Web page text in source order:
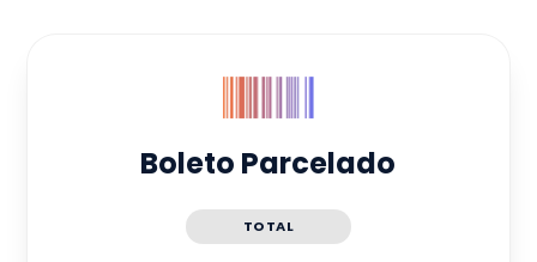
Boleto Parcelado
TOTAL